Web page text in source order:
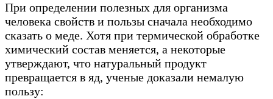
При определении полезных для организма
человека свойств и пользы сначала необходимо
сказать о меде. Хотя при термической обработке
химический состав меняется, а некоторые
утверждают, что натуральный продукт
превращается в яд, ученые доказали немалую
пользу: